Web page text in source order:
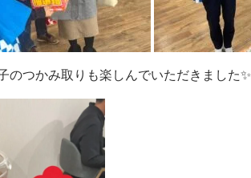
のつかみ取りも楽しんでいただきました✨